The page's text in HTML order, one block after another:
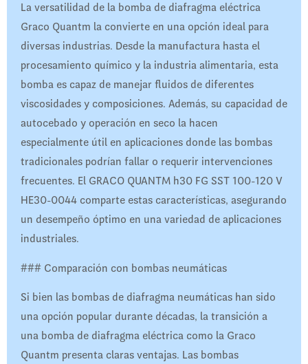
La versatilidad de la bomba de diafragma eléctrica
Graco Quantm la convierte en una opción ideal para
diversas industrias. Desde la manufactura hasta el
procesamiento químico y la industria alimentaria, esta
bomba es capaz de manejar fluidos de diferentes
viscosidades y composiciones. Además, su capacidad de
autocebado y operación en seco la hacen
especialmente útil en aplicaciones donde las bombas
tradicionales podrían fallar o requerir intervenciones
frecuentes. El GRACO QUANTM h30 FG SST 100-120 V
HE30-0044 comparte estas características, asegurando
un desempeño óptimo en una variedad de aplicaciones
industriales.
### Comparación con bombas neumáticas
Si bien las bombas de diafragma neumáticas han sido
una opción popular durante décadas, la transición a
una bomba de diafragma eléctrica como la Graco
Quantm presenta claras ventajas. Las bombas